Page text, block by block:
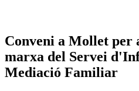
Conveni a Mollet per
marxa del Servei
Mediació Familiar